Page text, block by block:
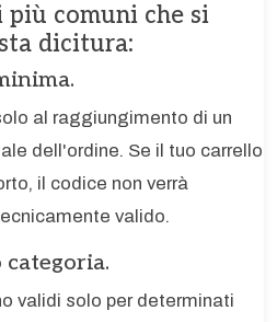
più comuni che si
dicitura:
al raggiungimento di un
dell'ordine. Se il tuo carrello
il codice non verrà
valido.
validi solo per determinati